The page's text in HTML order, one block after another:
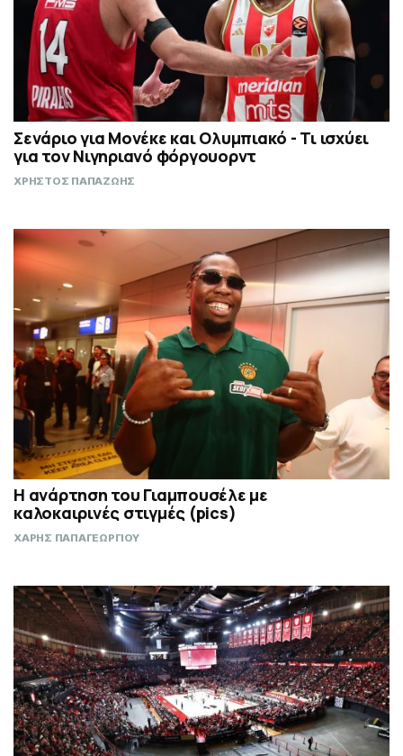
Σενάριο για Μονέκε και Ολυμπιακό - Τι ισχύει
για τον Νιγηριανό φόργουορντ
ΧΡΗΣΤΟΣ ΠΑΠΑΖΩΗΣ
Η ανάρτηση του Γιαμπουσέλε με
καλοκαιρινές στιγμές (pics)
ΧΑΡΗΣ ΠΑΠΑΓΕΩΡΓΙΟΥ